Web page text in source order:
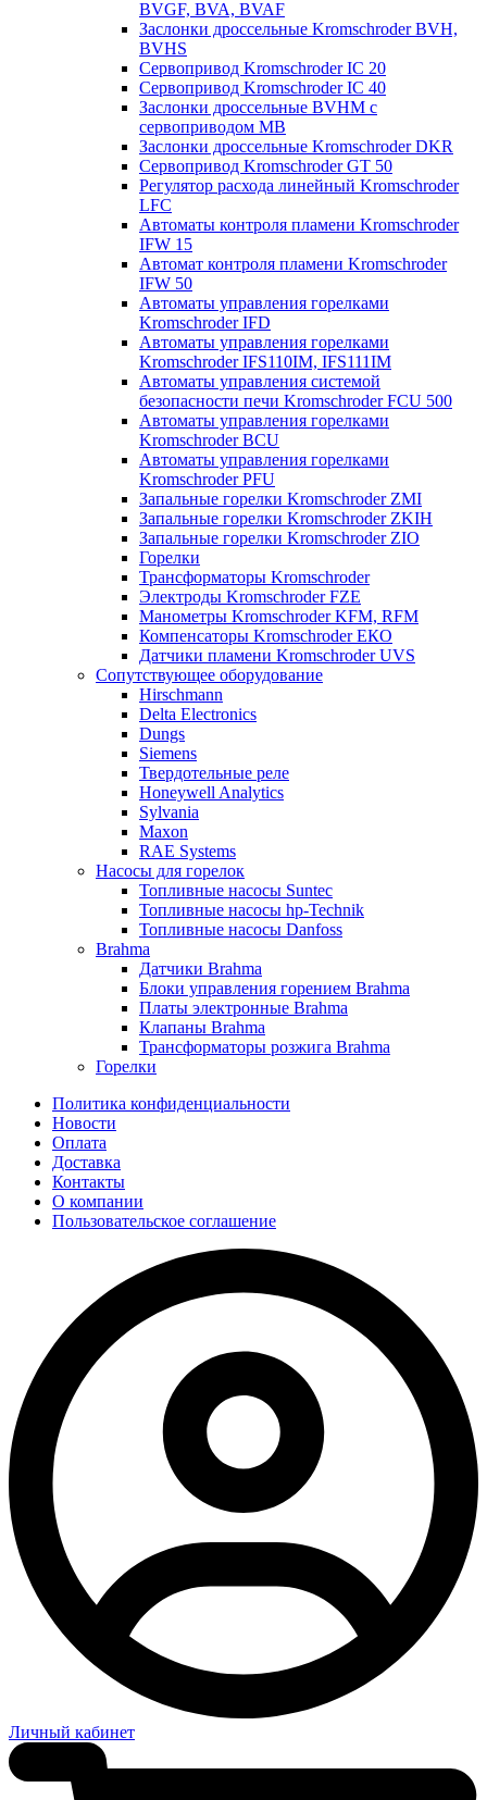
BVGF, BVA, BVAF
Заслонки дроссельные Kromschroder BVH,
BVHS
Сервопривод Kromschroder IC 20
Сервопривод Kromschroder IC 40
Заслонки дроссельные BVHM с
сервоприводом МВ
Заслонки дроссельные Kromschroder DKR
Cервопривод Kromschroder GT 50
Регулятор расхода линейный Kromschroder
LFC
Автоматы контроля пламени Kromschroder
IFW 15
Автомат контроля пламени Kromschroder
IFW 50
Автоматы управления горелками
Kromschroder IFD
Автоматы управления горелками
Kromschroder IFS110IM, IFS111IM
Автоматы управления системой
безопасности печи Kromschroder FCU 500
Автоматы управления горелками
Kromschroder BCU
Автоматы управления горелками
Kromschroder PFU
Запальные горелки Kromschroder ZМI
Запальные горелки Kromschroder ZKIH
Запальные горелки Kromschroder ZIO
Горелки
Трансформаторы Kromschroder
Электроды Kromschroder FZE
Манометры Kromschroder KFM, RFM
Компенсаторы Kromschroder ЕКО
Датчики пламени Kromschroder UVS
Сопутствующее оборудование
Hirschmann
Delta Electronics
Dungs
Siemens
Твердотельные реле
Honeywell Analytics
Sylvania
Maxon
RAE Systems
Насосы для горелок
Топливные насосы Suntec
Топливные насосы hp-Technik
Топливные насосы Danfoss
Brahma
Датчики Brahma
Блоки управления горением Brahma
Платы электронные Brahma
Клапаны Brahma
Трансформаторы розжига Brahma
Горелки
Политика конфиденциальности
Новости
Оплата
Доставка
Контакты
О компании
Пользовательское соглашение
Личный кабинет